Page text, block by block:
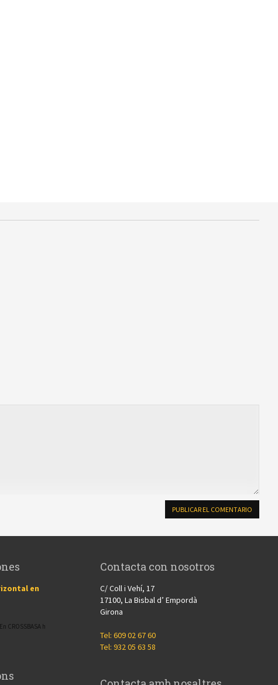
en
CROSSBASA h
Contacta con nosotros
C/ Coll i Vehí, 17
17100, La Bisbal d’ Empordà
Girona
Tel: 609 02 67 60
Tel: 932 05 63 58